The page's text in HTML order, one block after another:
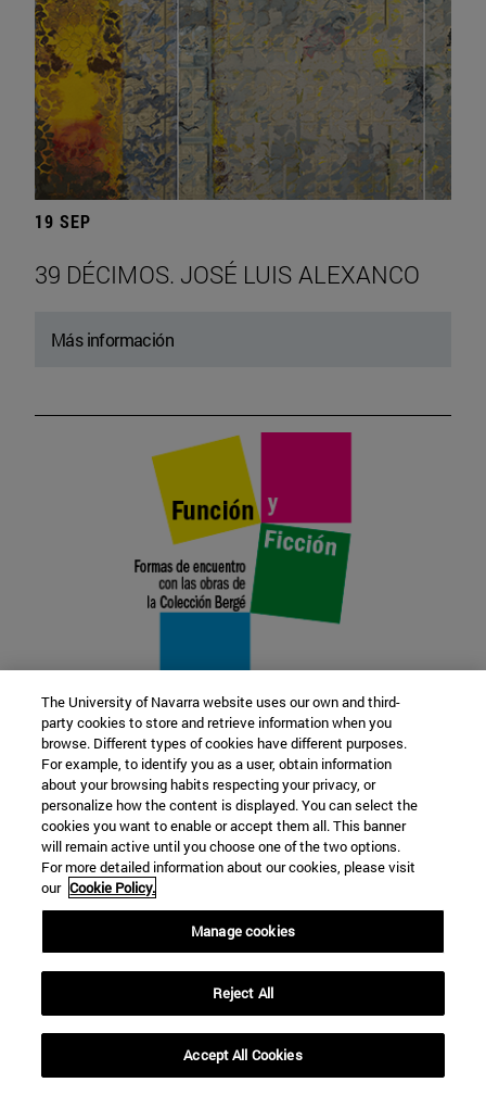
19 SEP
39 DÉCIMOS. JOSÉ LUIS ALEXANCO
Más información
22 SEP
FUNCIÓN Y FICCIÓN. Varios artistas
Más información
The University of Navarra website uses our own and third-
party cookies to store and retrieve information when you
browse. Different types of cookies have different purposes.
For example, to identify you as a user, obtain information
about your browsing habits respecting your privacy, or
personalize how the content is displayed. You can select the
cookies you want to enable or accept them all. This banner
will remain active until you choose one of the two options.
For more detailed information about our cookies, please visit
our Cookie Policy.
Manage cookies
Reject All
Accept All Cookies